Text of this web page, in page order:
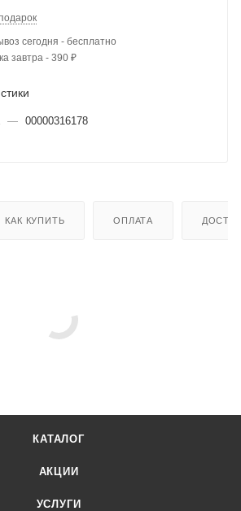
сегодня - бесплатно
завтра - 390 ₽
— 00000316178
КАК КУПИТЬ ОПЛАТА
КАТАЛОГ
АКЦИИ
УСЛУГИ